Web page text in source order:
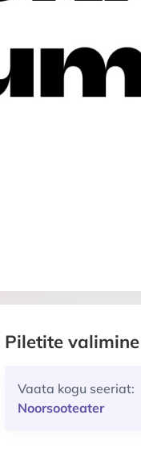
Piletite valimine
Vaata kogu seeriat:
Noorsooteater